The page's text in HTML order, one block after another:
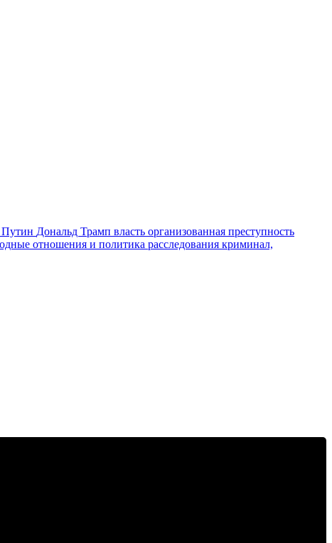
Дональд Трамп власть организованная преступность
отношения и политика расследования криминал,